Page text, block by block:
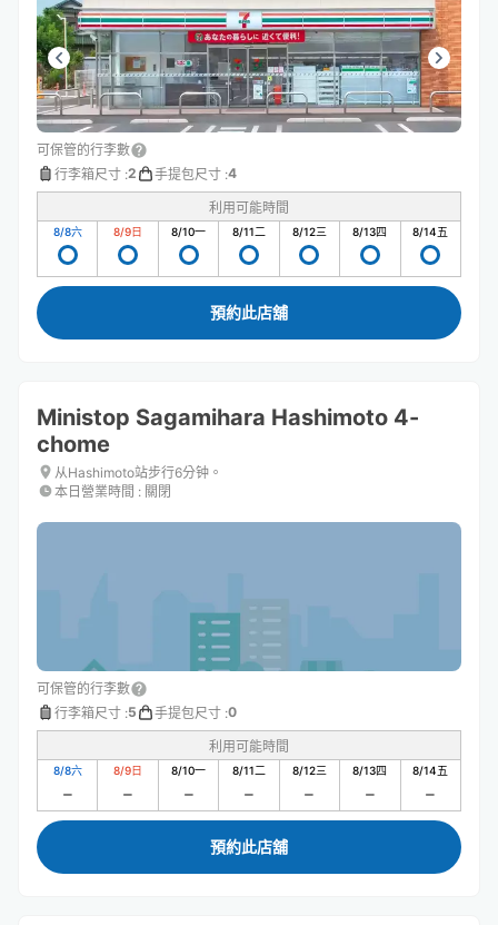
可保管的行李數
行李箱尺寸 :2 手提包尺寸 :4
利用可能時間
8/8六 8/9日 8/10一 8/11二 8/12三 8/13四 8/14五
預約此店舖
Ministop Sagamihara Hashimoto 4-
chome
从Hashimoto站步行6分钟。
本日營業時間 : 關閉
可保管的行李數
行李箱尺寸 :5 手提包尺寸 :0
利用可能時間
8/8六 8/9日 8/10一 8/11二 8/12三 8/13四 8/14五
預約此店舖